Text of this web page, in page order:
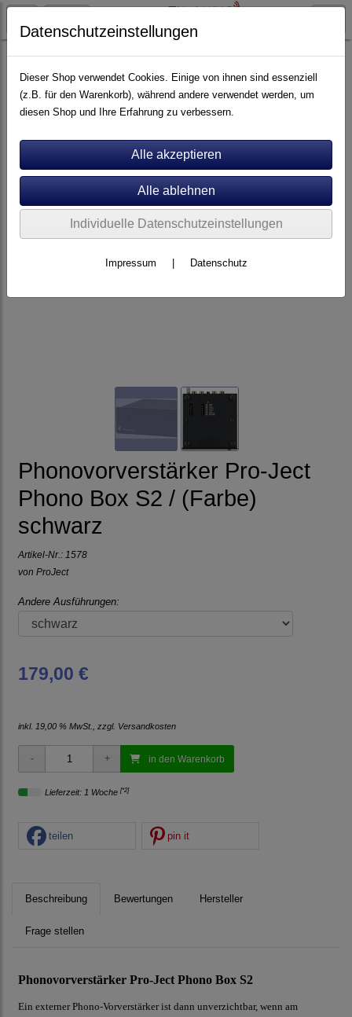
Artikel nach Marken P - Z Pro-Ject
Phonovorverstärker Pro-Ject
Phono Box S2 / (Farbe)
schwarz
Artikel-Nr.: 1578
von ProJect
Andere Ausführungen:
179,00 €
inkl. 19,00 % MwSt., zzgl. Versandkosten
in den Warenkorb
Lieferzeit: 1 Woche [*2]
teilen pin it
Beschreibung Bewertungen Hersteller
Frage stellen
Phonovorverstärker Pro-Ject Phono Box S2
Ein externer Phono-Vorverstärker ist dann unverzichtbar, wenn am
Datenschutzeinstellungen
Dieser Shop verwendet Cookies. Einige von ihnen sind essenziell
(z.B. für den Warenkorb), während andere verwendet werden, um
diesen Shop und Ihre Erfahrung zu verbessern.
Individuelle Datenschutzeinstellungen
Impressum Datenschutz